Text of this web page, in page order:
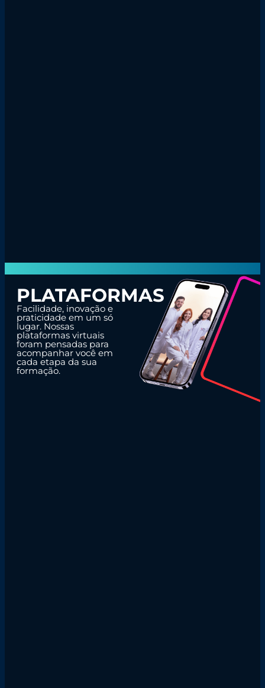
PLATAFORMAS
Facilidade, inovação e
praticidade em um só
lugar. Nossas
plataformas virtuais
foram pensadas para
acompanhar você em
cada etapa da sua
formação.